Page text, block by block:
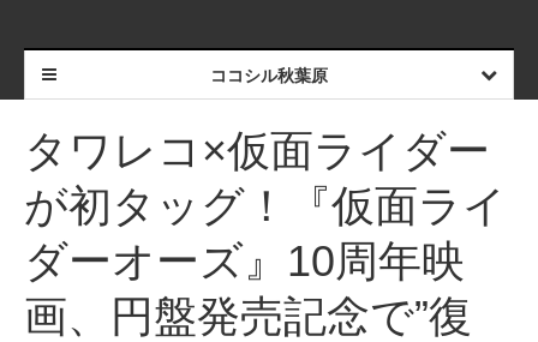
ココシル秋葉原
タワレコ×仮面ライダー
が初タッグ！『仮面ライ
ダーオーズ』10周年映
画、円盤発売記念で”復